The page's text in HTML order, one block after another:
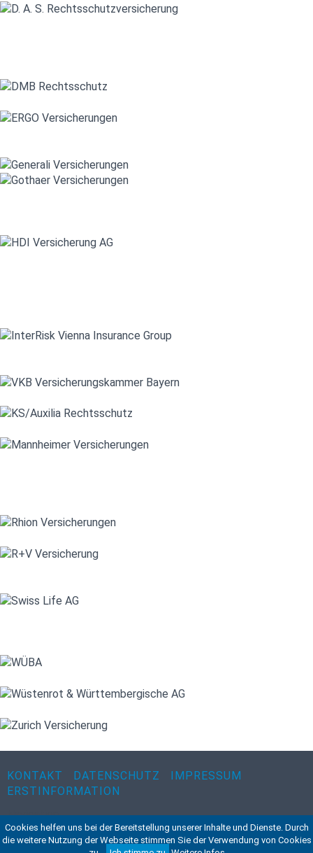
KONTAKT DATENSCHUTZ
IMPRESSUM
ERSTINFORMATION
Navigation
©2015 VWA - Verband Wirtschaft & Arzt Beratungs- &
Cookies helfen uns bei der Bereitstellung unserer Inhalte und Dienste. Durch
die weitere Nutzung der Webseite stimmen Sie der Verwendung von Cookies